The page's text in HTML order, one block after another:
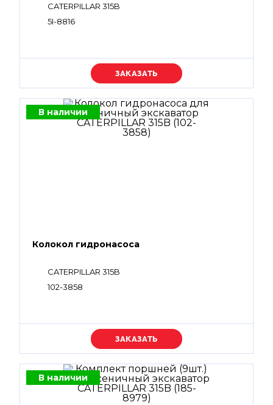
CATERPILLAR 315B
5I-8816
Уточняйте цену
В наличии
Колокол гидронасоса
CATERPILLAR 315B
102-3858
Уточняйте цену
В наличии